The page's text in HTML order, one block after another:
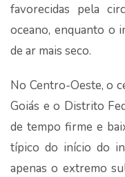
favorecidas pela
oceano, enquanto o
de ar mais seco.
No Centro-Oeste, o
Goiás e o Distrito
de tempo firme e
típico do início do
apenas o extremo